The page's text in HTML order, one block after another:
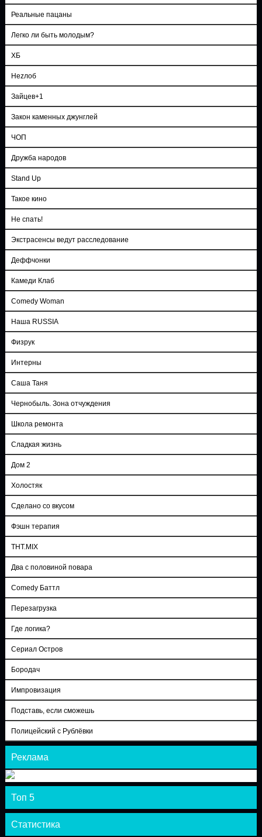
Реальные пацаны
Легко ли быть молодым?
ХБ
Неzлоб
Зайцев+1
Закон каменных джунглей
ЧОП
Дружба народов
Stand Up
Такое кино
Не спать!
Экстрасенсы ведут расследование
Деффчонки
Камеди Клаб
Comedy Woman
Наша RUSSIA
Физрук
Интерны
Саша Таня
Чернобыль. Зона отчуждения
Школа ремонта
Сладкая жизнь
Дом 2
Холостяк
Сделано со вкусом
Фэшн терапия
ТНТ.MIX
Два с половиной повара
Comedy Баттл
Перезагрузка
Где логика?
Сериал Остров
Бородач
Импровизация
Подставь, если сможешь
Полицейский с Рублёвки
Реклама
Топ 5
Статистика